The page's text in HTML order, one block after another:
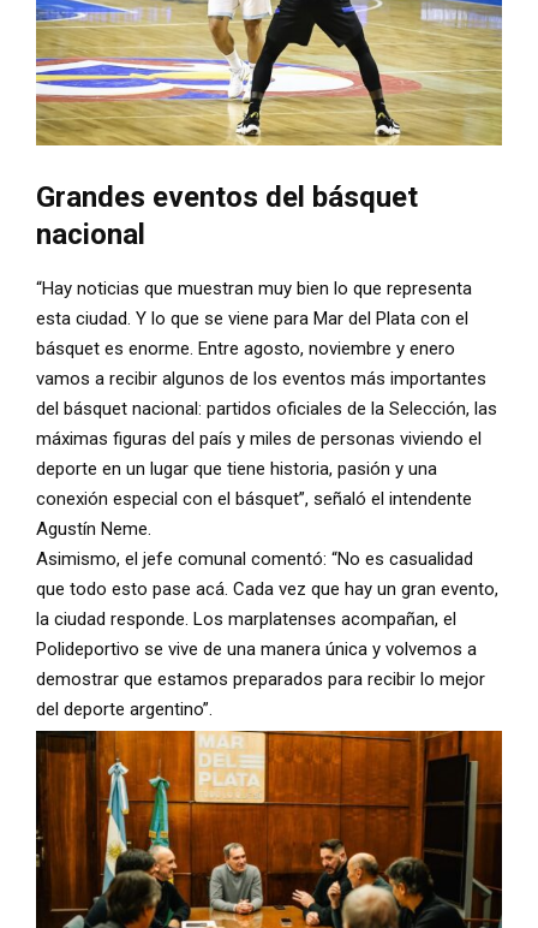
Grandes eventos del básquet
nacional
“Hay noticias que muestran muy bien lo que representa
esta ciudad. Y lo que se viene para Mar del Plata con el
básquet es enorme. Entre agosto, noviembre y enero
vamos a recibir algunos de los eventos más importantes
del básquet nacional: partidos oficiales de la Selección, las
máximas figuras del país y miles de personas viviendo el
deporte en un lugar que tiene historia, pasión y una
conexión especial con el básquet”, señaló el intendente
Agustín Neme.
Asimismo, el jefe comunal comentó: “No es casualidad
que todo esto pase acá. Cada vez que hay un gran evento,
la ciudad responde. Los marplatenses acompañan, el
Polideportivo se vive de una manera única y volvemos a
demostrar que estamos preparados para recibir lo mejor
del deporte argentino”.